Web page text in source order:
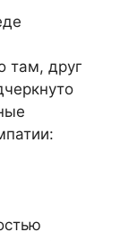
там, друг